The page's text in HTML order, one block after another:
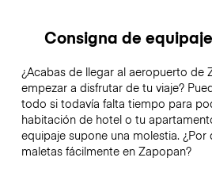
Consigna de
¿Acabas de llegar al aeropuerto de
empezar a disfrutar de tu viaje?
todo si todavía falta tiempo para
habitación de hotel o tu
equipaje supone una molestia.
maletas fácilmente en Zapopan?